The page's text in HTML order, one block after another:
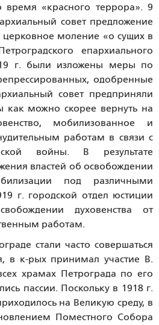
время «красного террора». 9
совет предложение
церковное моление «о сущих в
епархиального
г. были изложены меры по
одобренные
совет предприняли
как можно скорее вернуть на
мобилизованное и
работам в связи с
войны. В результате
властей об освобождении
под различными
г. городской отдел юстиции
духовенства от
работам.
стали часто совершаться
в к-рых принимал участие В.
храмах Петрограда по его
пассии. Поскольку в 1918 г.
на Великую среду, в
Поместного Собора